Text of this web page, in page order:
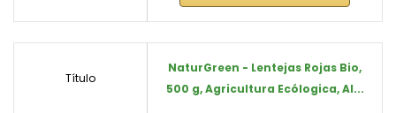
Título
NaturGreen - Lentejas Rojas Bio,
500 g, Agricultura Ecólogica, Al...